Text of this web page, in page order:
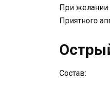
При
Приятного
Состав: